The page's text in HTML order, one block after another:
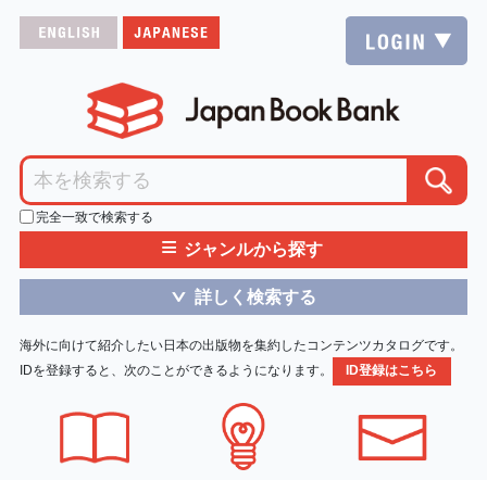
完全一致で検索する
≡ ジャンルから探す
＞ 詳しく検索する
海外に向けて紹介したい日本の出版物を集約したコンテンツカタログです。
IDを登録すると、次のことができるようになります。
ID登録はこちら